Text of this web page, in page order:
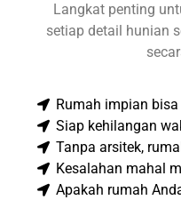
Langkat penting
setiap detail hunian
Rumah impian
Siap kehilangan
Tanpa arsitek,
Kesalahan mahal
Apakah rumah